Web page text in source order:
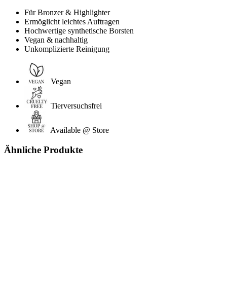
Für Bronzer & Highlighter
Ermöglicht leichtes Auftragen
Hochwertige synthetische Borsten
Vegan & nachhaltig
Unkomplizierte Reinigung
Vegan
Tierversuchsfrei
Available @ Store
Ähnliche Produkte